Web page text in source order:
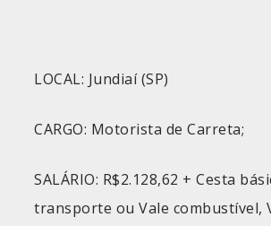
LOCAL: Jundiaí (SP)
CARGO: Motorista de Carreta;
SALÁRIO: R$2.128,62 + Cesta
transporte ou Vale combustível,